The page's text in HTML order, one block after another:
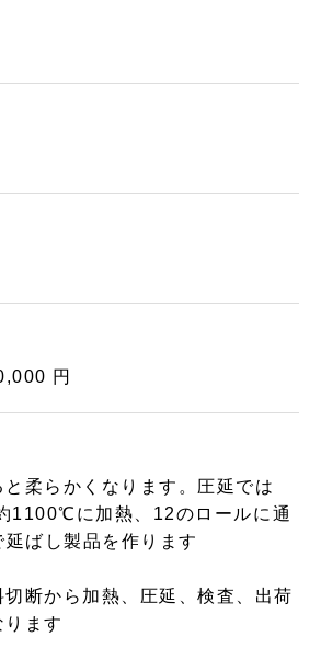
円
と柔らかくなります。圧延では
1100℃に加熱、12のロールに通
ばし製品を作ります
切断から加熱、圧延、検査、出荷
ります